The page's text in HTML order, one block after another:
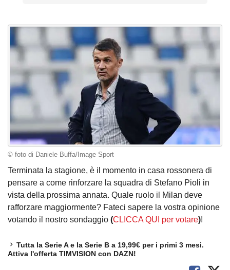
© foto di Daniele Buffa/Image Sport
Terminata la stagione, è il momento in casa rossonera di
pensare a come rinforzare la squadra di Stefano Pioli in
vista della prossima annata. Quale ruolo il Milan deve
rafforzare maggiormente? Fateci sapere la vostra opinione
votando il nostro sondaggio (CLICCA QUI per votare)!
Tutta la Serie A e la Serie B a 19,99€ per i primi 3 mesi.
Attiva l'offerta TIMVISION con DAZN!